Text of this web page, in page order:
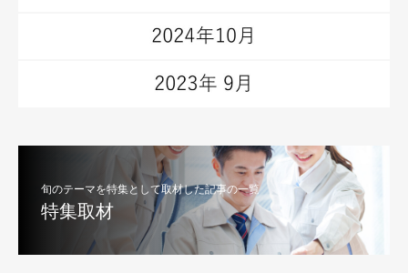
旬のテーマを特集として取材した記事の一覧
特集取材